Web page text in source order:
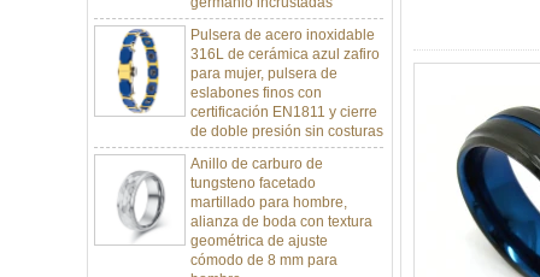
Pulsera de acero inoxidable
316L de cerámica azul zafiro
para mujer, pulsera de
eslabones finos con
certificación EN1811 y cierre
de doble presión sin costuras
Anillo de carburo de
tungsteno facetado
martillado para hombre,
alianza de boda con textura
geométrica de ajuste
cómodo de 8 mm para
hombre